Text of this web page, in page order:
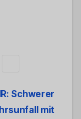
Schwerer
mit